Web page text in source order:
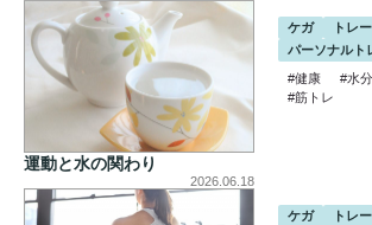
運動と水の関わり
ケガ
トレ
パーソナルト
#健康
#水
#筋トレ
2026.06.18
ケガ
トレ